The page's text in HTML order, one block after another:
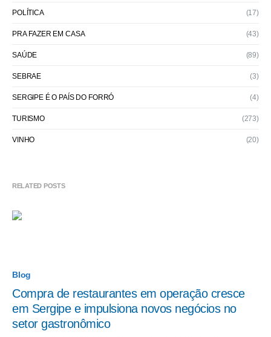
POLÍTICA (17)
PRA FAZER EM CASA (43)
SAÚDE (89)
SEBRAE (3)
SERGIPE É O PAÍS DO FORRÓ (4)
TURISMO (273)
VINHO (20)
RELATED POSTS
Blog
Compra de restaurantes em operação cresce
em Sergipe e impulsiona novos negócios no
setor gastronômico